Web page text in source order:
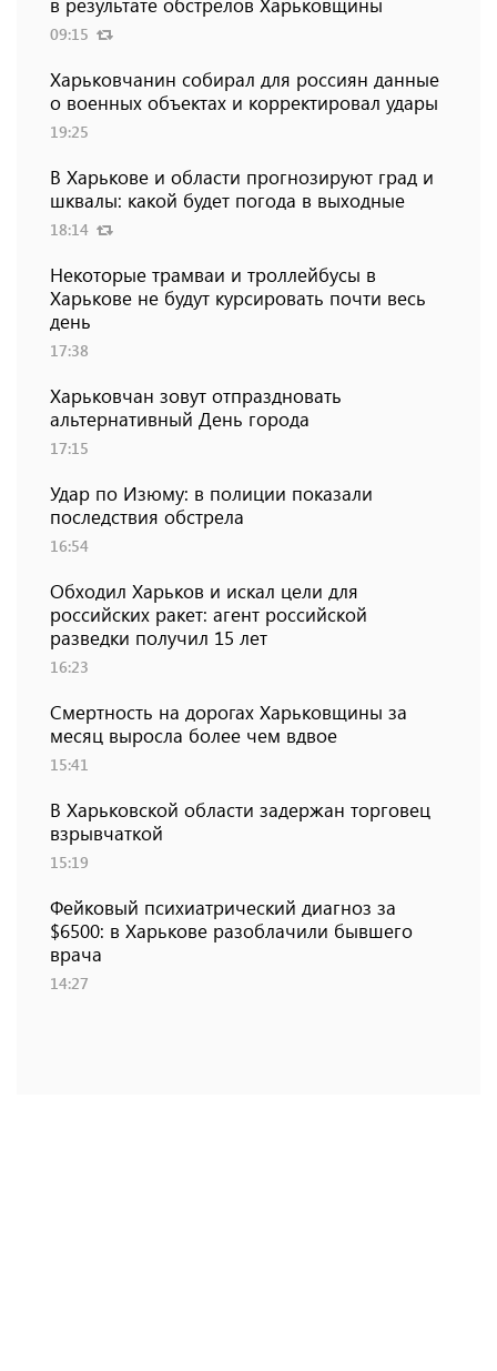
09:15
Харьковчанин собирал для россиян данные
о военных объектах и ​​корректировал удары
19:25
В Харькове и области прогнозируют град и
шквалы: какой будет погода в выходные
18:14
Некоторые трамваи и троллейбусы в
Харькове не будут курсировать почти весь
день
17:38
Харьковчан зовут отпраздновать
альтернативный День города
17:15
Удар по Изюму: в полиции показали
последствия обстрела
16:54
Обходил Харьков и искал цели для
российских ракет: агент российской
разведки получил 15 лет
16:23
Смертность на дорогах Харьковщины за
месяц выросла более чем вдвое
15:41
В Харьковской области задержан торговец
взрывчаткой
15:19
Фейковый психиатрический диагноз за
$6500: в Харькове разоблачили бывшего
врача
14:27